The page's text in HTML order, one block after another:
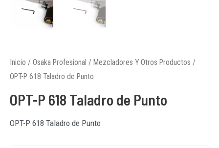
Inicio / Osaka Profesional / Mezcladores Y Otros Productos /
OPT-P 618 Taladro de Punto
OPT-P 618 Taladro de Punto
OPT-P 618 Taladro de Punto